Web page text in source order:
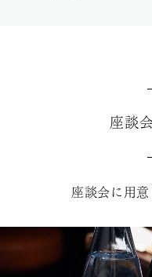
座談
座談会に用